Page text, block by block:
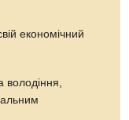
економічний
володіння,